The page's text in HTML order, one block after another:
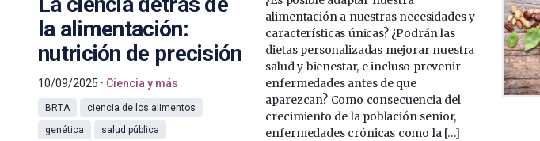
la alimentación:
nutrición de precisión
10/09/2025 Ciencia y más
BRTA
ciencia de los alimentos
genética
salud pública
alimentación a nuestras necesidades y
características únicas? ¿Podrán las
dietas personalizadas mejorar nuestra
salud y bienestar, e incluso prevenir
enfermedades antes de que
aparezcan? Como consecuencia del
crecimiento de la población senior,
enfermedades crónicas como la […]